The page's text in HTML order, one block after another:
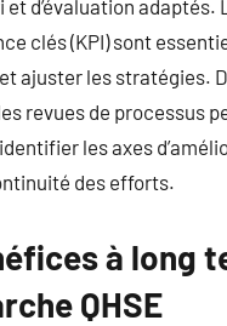
et d’évaluation
clés (KPI) sont
ajuster les stratégies.
revues de processus
les axes
des efforts.
à long
QHSE